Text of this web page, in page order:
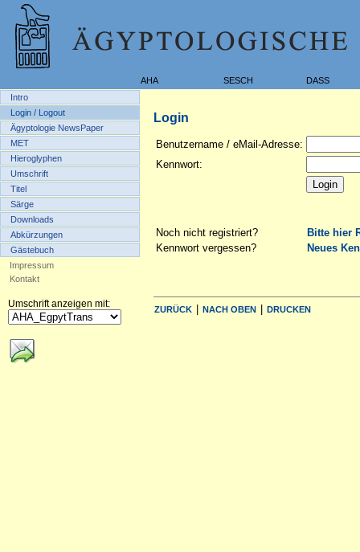
AHA SESCH
DASS
Intro
Login / Logout
Ägyptologie NewsPaper
MET
Hieroglyphen
Umschrift
Titel
Särge
Downloads
Abkürzungen
Gästebuch
Impressum
Kontakt
Umschrift anzeigen mit:
Login
Benutzername / eMail-Adresse:
Kennwort:
Noch nicht registriert?
Bitte hier
Kennwort vergessen?
Neues
ZURÜCK NACH OBEN DRUCKEN